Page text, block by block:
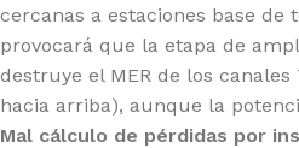
cercanas a estaciones base de
provocará que la etapa de
destruye el MER de los canales
hacia arriba), aunque la
Mal cálculo de pérdidas por